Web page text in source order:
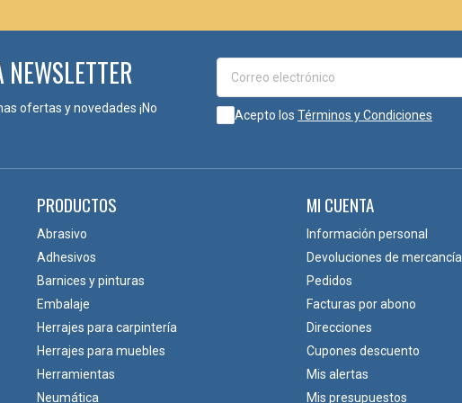
martilleado?
un acabado decorativo visible en muebles, puertas y elementos tapizados.
ofertas y novedades ¡No
Acepto los Términos y Condiciones
PRODUCTOS
Abrasivo
Adhesivos
Barnices y pinturas
Embalaje
Herrajes para carpintería
Herrajes para muebles
Herramientas
Neumática
MI CUENTA
Información personal
Devoluciones de mercancía
Pedidos
Facturas por abono
Direcciones
Cupones descuento
Mis alertas
Mis presupuestos